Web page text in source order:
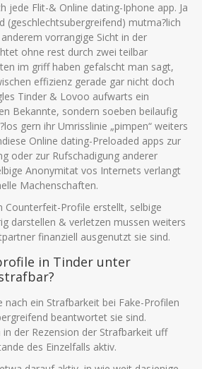
jede Flit-& Online dating-Iphone app. Ja
(geschlechtsubergreifend) mutma?lich
vorrangige Sicht in der
ohne rest durch zwei teilbar
im griff haben gefalscht man sagt,
effizienz gerade gar nicht doch
Tinder & Lovoo aufwarts ein
Bekannte, sondern soeben beilaufig
gern ihr Umrisslinie „pimpen“ weiters
Online dating-Preloaded apps zur
oder zur Rufschadigung anderer
Anonymitat vos Internets verlangt
Machenschaften.
Counterfeit-Profile erstellt, selbige
darstellen & verletzen mussen weiters
finanziell ausgenutzt sie sind.
in Tinder unter
nach ein Strafbarkeit bei Fake-Profilen
beantwortet sie sind.
der Rezension der Strafbarkeit uff
des Einzelfalls aktiv.